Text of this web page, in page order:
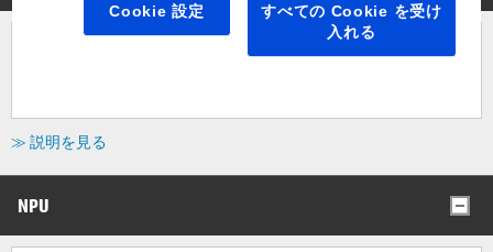
≫ 説明を見る
NPU
Cookie 設定
すべての Cookie を受け
入れる